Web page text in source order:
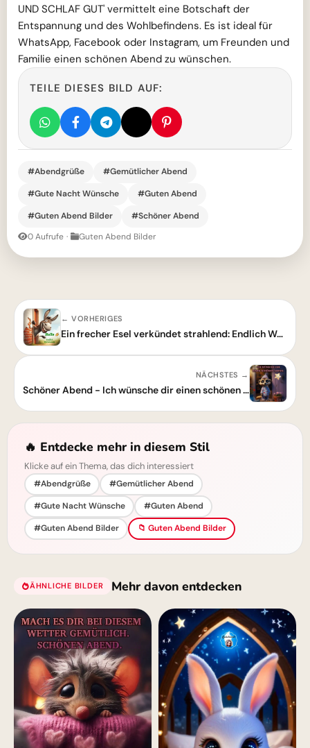
UND SCHLAF GUT' vermittelt eine Botschaft der
Entspannung und des Wohlbefindens. Es ist ideal für
WhatsApp, Facebook oder Instagram, um Freunden und
Familie einen schönen Abend zu wünschen.
TEILE DIESES BILD AUF:
#Abendgrüße
#Gemütlicher Abend
#Gute Nacht Wünsche
#Guten Abend
#Guten Abend Bilder
#Schöner Abend
0 Aufrufe · Guten Abend Bilder
← VORHERIGES
Ein frecher Esel verkündet strahlend: Endlich Wochenende!
NÄCHSTES →
Schöner Abend - Ich wünsche dir einen schönen Abend
🔥 Entdecke mehr in diesem Stil
Klicke auf ein Thema, das dich interessiert
#Abendgrüße
#Gemütlicher Abend
#Gute Nacht Wünsche
#Guten Abend
#Guten Abend Bilder
📁 Guten Abend Bilder
ÄHNLICHE BILDER Mehr davon entdecken